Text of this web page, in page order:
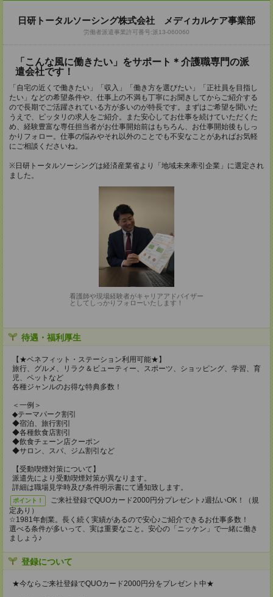
日研トータルソーシング株式会社 メディカルケア事業部
労働者派遣事業許可番号:派13-060060
「こんな風に働きたい」をサポート＊介護職専門の派
遣会社です！
「自宅の近くで働きたい」「収入」「働き方を選びたい」「正社員を目指し
たい」などの希望条件や、仕事上の不満も丁寧にお聞きしてからご紹介する
ので長期でご活躍されている方が多いのが特長です。まずはご希望を聞いた
うえで、ピッタリの求人をご紹介。また安心してお仕事を続けていただくた
め、経験豊富な専任担当者がお仕事開始前はもちろん、お仕事開始後もしっ
かりフォロー。仕事の悩みやそれ以外のことでも不安なことがあればお気軽
にご相談くださいね。
※日研トータルソーシングは経済産業省より「地域未来牽引企業」に選定され
ました。
看護師や現場経験者がキャリアアドバイザー
としてしっかりフォローいたします！
待遇・福利厚生
【★ベネフィット・ステーション利用可能★】
旅行、グルメ、リラク＆ビューティー、スポーツ、ショッピング、学習、育
児、ペットなど
各種ジャンルのお得な特典多数！
＜一例＞
◆テーマパーク割引
◆宿泊、旅行割引
◆各種飲食店割引
◆飲食チェーン店クーポン
◆サロン、スパ、ジム割引など
【受動喫煙対策について】
派遣先により受動喫煙対策が異なります。
詳細は職場見学時及び条件明示書にて通知致します。
ポイント！
ご来社登録でQUOカード2000円分プレゼント♪週払いOK！（規
定あり）
☆1981年創業。長く続く実績があるので安心♪ご紹介できるお仕事多数！
選べる条件が多いって、実は重要なこと。安心の「ニッケン」で一緒に働き
ましょう♪
登録について
★今ならご来社登録でQUOカード2000円分をプレゼント中★